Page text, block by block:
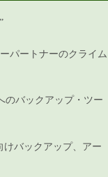
パートナーのクライム
のバックアップ・ツー
けバックアップ、アー